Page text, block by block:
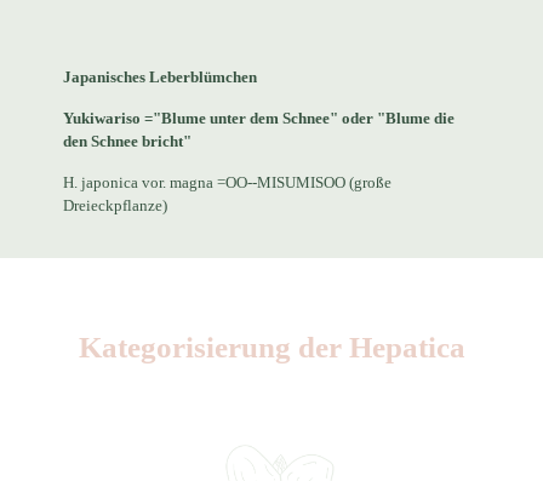
Japanisches Leberblümchen
Yukiwariso ="Blume unter dem Schnee" oder "Blume die
den Schnee bricht"
H. japonica vor. magna =OO--MISUMISOO (große
Dreieckpflanze)
Kategorisierung der Hepatica